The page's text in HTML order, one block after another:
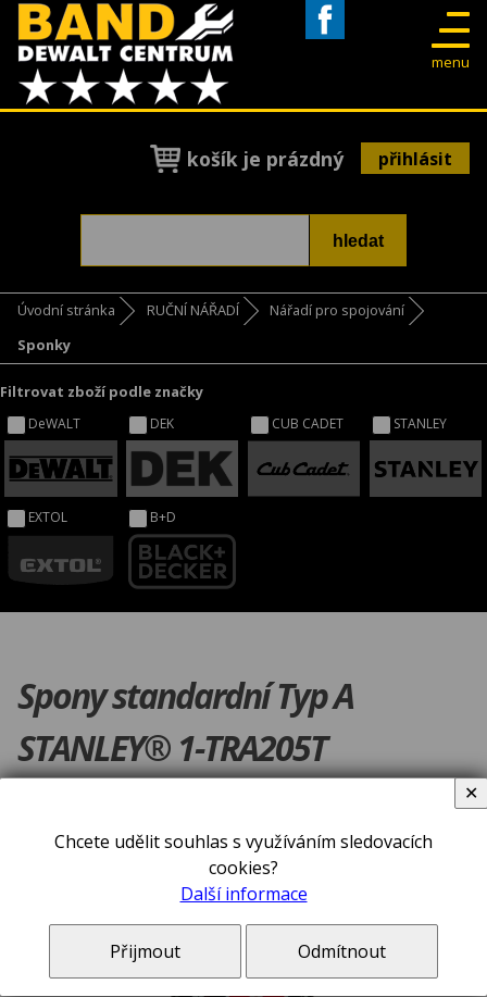
menu
košík je prázdný přihlásit
Úvodní stránka RUČNÍ NÁŘADÍ
Nářadí pro spojování
Sponky
Filtrovat zboží podle značky
DeWALT DEK CUB CADET STANLEY
EXTOL B+D
Spony standardní Typ A
STANLEY® 1-TRA205T
Chcete udělit souhlas s využíváním sledovacích
cookies?
Další informace
Přijmout Odmítnout
✕